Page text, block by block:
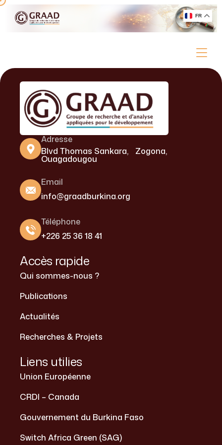
Adresse
Blvd Thomas Sankara, Zogona,
Ouagadougou
Email
info@graadburkina.org
Téléphone
+226 25 36 18 41
Accès rapide
Qui sommes-nous ?
Publications
Actualités
Recherches & Projets
Liens utilies
Union Européenne
CRDI – Canada
Gouvernement du Burkina Faso
Switch Africa Green (SAG)
FR